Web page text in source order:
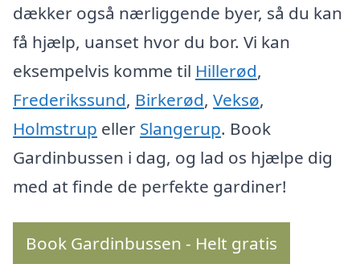
dækker også nærliggende byer, så du kan
få hjælp, uanset hvor du bor. Vi kan
eksempelvis komme til Hillerød,
Frederikssund, Birkerød, Veksø,
Holmstrup eller Slangerup. Book
Gardinbussen i dag, og lad os hjælpe dig
med at finde de perfekte gardiner!
Book Gardinbussen - Helt gratis